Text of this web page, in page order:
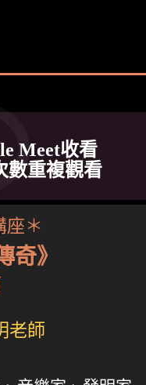
Meet收看
數重複觀看
座＊
奇》
老師